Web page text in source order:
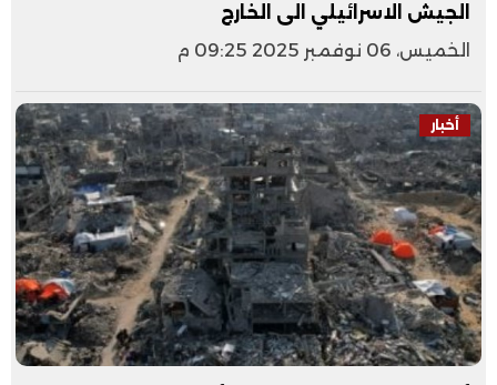
الجيش الاسرائيلي الى الخارج
الخميس، 06 نوفمبر 2025 09:25 م
أخبار